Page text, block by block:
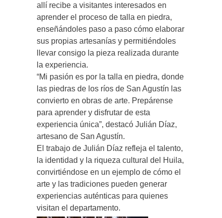
allí recibe a visitantes interesados en
aprender el proceso de talla en piedra,
enseñándoles paso a paso cómo elaborar
sus propias artesanías y permitiéndoles
llevar consigo la pieza realizada durante
la experiencia.
“Mi pasión es por la talla en piedra, donde
las piedras de los ríos de San Agustín las
convierto en obras de arte. Prepárense
para aprender y disfrutar de esta
experiencia única”, destacó Julián Díaz,
artesano de San Agustín.
El trabajo de Julián Díaz refleja el talento,
la identidad y la riqueza cultural del Huila,
convirtiéndose en un ejemplo de cómo el
arte y las tradiciones pueden generar
experiencias auténticas para quienes
visitan el departamento.